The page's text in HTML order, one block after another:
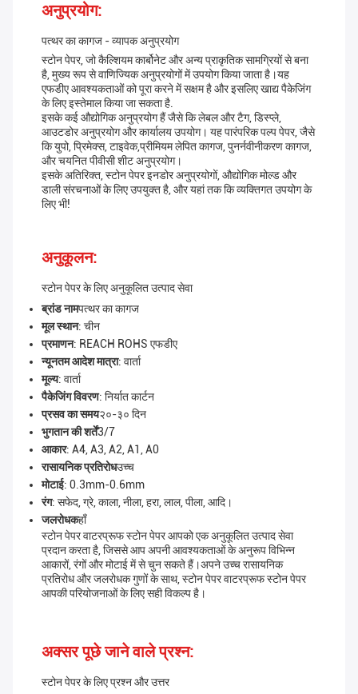
अनुप्रयोग:
पत्थर का कागज - व्यापक अनुप्रयोग
स्टोन पेपर, जो कैल्शियम कार्बोनेट और अन्य प्राकृतिक सामग्रियों से बना
है, मुख्य रूप से वाणिज्यिक अनुप्रयोगों में उपयोग किया जाता है।यह
एफडीए आवश्यकताओं को पूरा करने में सक्षम है और इसलिए खाद्य पैकेजिंग
के लिए इस्तेमाल किया जा सकता है.
इसके कई औद्योगिक अनुप्रयोग हैं जैसे कि लेबल और टैग, डिस्प्ले,
आउटडोर अनुप्रयोग और कार्यालय उपयोग। यह पारंपरिक पल्प पेपर, जैसे
कि युपो, प्रिमेक्स, टाइवेक,प्रीमियम लेपित कागज, पुनर्नवीनीकरण कागज,
और चयनित पीवीसी शीट अनुप्रयोग।
इसके अतिरिक्त, स्टोन पेपर इनडोर अनुप्रयोगों, औद्योगिक मोल्ड और
डाली संरचनाओं के लिए उपयुक्त है, और यहां तक कि व्यक्तिगत उपयोग के
लिए भी!
अनुकूलन:
स्टोन पेपर के लिए अनुकूलित उत्पाद सेवा
ब्रांड नामपत्थर का कागज
मूल स्थान: चीन
प्रमाणन: REACH ROHS एफडीए
न्यूनतम आदेश मात्रा: वार्ता
मूल्य: वार्ता
पैकेजिंग विवरण: निर्यात कार्टन
प्रसव का समय२०-३० दिन
भुगतान की शर्तें3/7
आकार: A4, A3, A2, A1, A0
रासायनिक प्रतिरोधउच्च
मोटाई: 0.3mm-0.6mm
रंग: सफेद, ग्रे, काला, नीला, हरा, लाल, पीला, आदि।
जलरोधकहाँ
स्टोन पेपर वाटरप्रूफ स्टोन पेपर आपको एक अनुकूलित उत्पाद सेवा
प्रदान करता है, जिससे आप अपनी आवश्यकताओं के अनुरूप विभिन्न
आकारों, रंगों और मोटाई में से चुन सकते हैं।अपने उच्च रासायनिक
प्रतिरोध और जलरोधक गुणों के साथ, स्टोन पेपर वाटरप्रूफ स्टोन पेपर
आपकी परियोजनाओं के लिए सही विकल्प है।
अक्सर पूछे जाने वाले प्रश्न:
स्टोन पेपर के लिए प्रश्न और उत्तर